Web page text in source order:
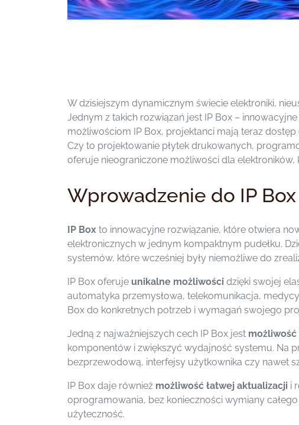
W dzisiejszym dynamicznym świecie elektroniki,
Jednym z takich rozwiązań jest IP Box –
możliwościom IP Box, projektanci mają teraz
Czy to projektowanie płytek drukowanych,
oferuje nieograniczone możliwości dla elektroników,
Wprowadzenie do IP Box
IP Box to innowacyjne rozwiązanie, które otwiera
elektronicznych w jednym kompaktnym pudełku.
systemów, które wcześniej były niemożliwe do
IP Box oferuje unikalne możliwości dzięki swojej
automatyka przemysłowa, telekomunikacja,
Box do konkretnych potrzeb i wymagań swojego
Jedną z najważniejszych cech IP Box jest
komponentów i zwiększyć wydajność systemu. Na
bezprzewodową, interfejsy użytkownika czy nawet
IP Box daje również możliwość łatwej aktualizacji i
oprogramowania, bez konieczności wymiany
użyteczność.